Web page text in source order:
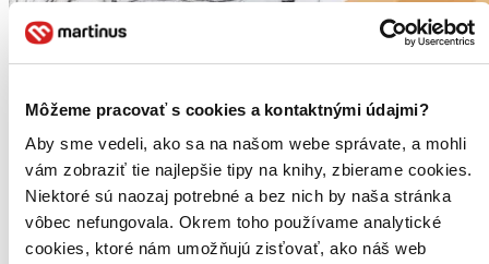
Môžeme pracovať s cookies a kontaktnými údajmi?
Aby sme vedeli, ako sa na našom webe správate, a mohli
vám zobraziť tie najlepšie tipy na knihy, zbierame cookies.
Niektoré sú naozaj potrebné a bez nich by naša stránka
vôbec nefungovala. Okrem toho používame analytické
cookies, ktoré nám umožňujú zisťovať, ako náš web